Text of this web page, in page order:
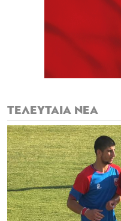
ΤΕΛΕΥΤΑΙΑ ΝΕΑ